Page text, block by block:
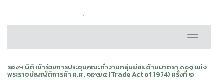
Toggle
รองฯ นิติ เข้าร่วมการประชุมคณะทำงานกลุ่มย่อยด้านมาตรา ๓๐๑ แห่ง
พระราชบัญญัติการค้า ค.ศ. ๑๙๗๔ (Trade Act of 1974) ครั้งที่ ๒